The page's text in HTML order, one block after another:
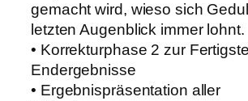
gemacht wird, wieso sich
letzten Augenblick immer lohnt.
• Korrekturphase 2 zur
Endergebnisse
• Ergebnispräsentation aller